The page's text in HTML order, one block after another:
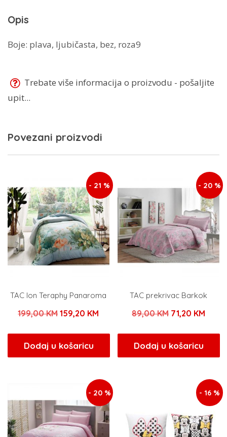
Opis
Boje: plava, ljubičasta, bez, roza9
Trebate više informacija o proizvodu - pošaljite
upit...
Povezani proizvodi
- 21 %
TAC Ion Teraphy Panaroma
199,00KMIzvorna
bila
je:
159,20 KM Trenutna
159,20 KM.
Dodaj u košaricu
- 20 %
TAC prekrivac Barkok
89,00KM Izvorna
bila
je:
71,20 KM
71,20
Dodaj u košaricu
- 20 % - 16 %